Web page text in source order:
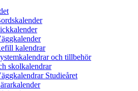
kalendrar
och tillbehör
skolkalendrar
Studieåret